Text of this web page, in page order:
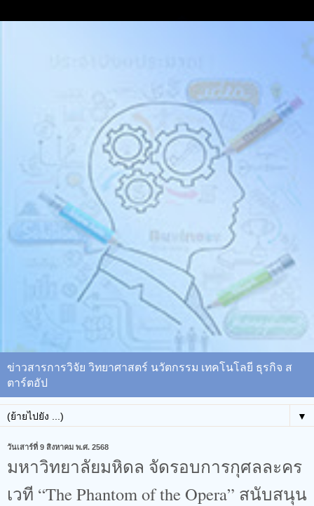
ข่าวสารการวิจัย วิทยาศาสตร์ นวัตกรรม เทคโนโลยี ธุรกิจ ส
ตาร์ตอัป
▼
วันเสาร์ที่ 9 สิงหาคม พ.ศ. 2568
มหาวิทยาลัยมหิดล จัดรอบการกุศลละคร
เวที “The Phantom of the Opera” สนับสนุน